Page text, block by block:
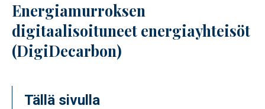
Energiamurroksen
digitaalisoituneet energiayhteisöt
(DigiDecarbon)
Tällä sivulla